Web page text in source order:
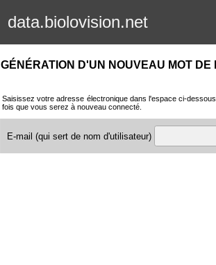
data.biolovision.net
GÉNÉRATION D'UN NOUVEAU MOT DE
Saisissez votre adresse électronique dans l'espace ci-
fois que vous serez à nouveau connecté.
E-mail (qui sert de nom d'utilisateur)